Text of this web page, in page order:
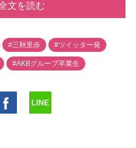
文を読む
#三秋里歩 #ツイッター発
#AKBグループ卒業生